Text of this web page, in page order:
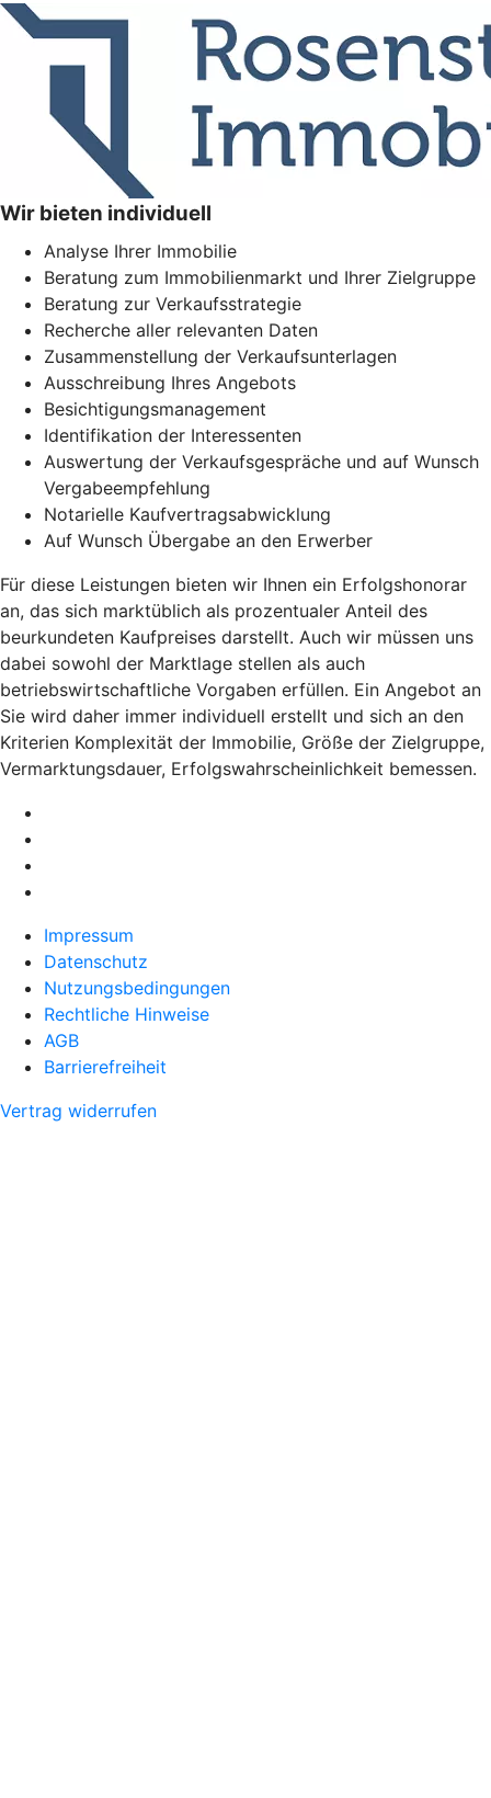
Wir bieten individuell
Analyse Ihrer Immobilie
Beratung zum Immobilienmarkt und Ihrer Zielgruppe
Beratung zur Verkaufsstrategie
Recherche aller relevanten Daten
Zusammenstellung der Verkaufsunterlagen
Ausschreibung Ihres Angebots
Besichtigungsmanagement
Identifikation der Interessenten
Auswertung der Verkaufsgespräche und auf Wunsch
Vergabeempfehlung
Notarielle Kaufvertragsabwicklung
Auf Wunsch Übergabe an den Erwerber
Für diese Leistungen bieten wir Ihnen ein Erfolgshonorar
an, das sich marktüblich als prozentualer Anteil des
beurkundeten Kaufpreises darstellt. Auch wir müssen uns
dabei sowohl der Marktlage stellen als auch
betriebswirtschaftliche Vorgaben erfüllen. Ein Angebot an
Sie wird daher immer individuell erstellt und sich an den
Kriterien Komplexität der Immobilie, Größe der Zielgruppe,
Vermarktungsdauer, Erfolgswahrscheinlichkeit bemessen.
Impressum
Datenschutz
Nutzungsbedingungen
Rechtliche Hinweise
AGB
Barrierefreiheit
Vertrag widerrufen